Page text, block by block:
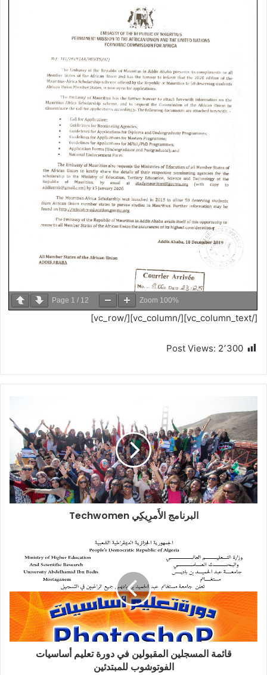
Page 1 / 12 Zoom 100%
[/vc_column_text][/vc_column][/vc_row]
Post Views: 2٬300
البرنامج الأَمرِيكِي Techwomen
قائمة المسجلين المقبولين في دورة تعليم أساسيات
الفوتوشوب للمبتدئين